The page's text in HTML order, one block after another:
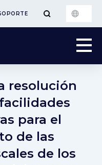
resolución
para el
de las
de los